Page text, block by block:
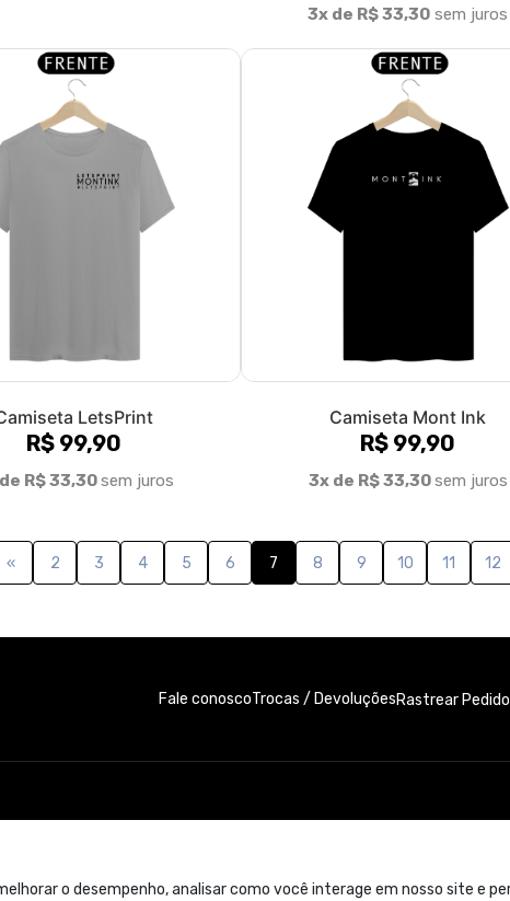
3x de R$ 33,30 sem juros
LetsPrint
R$ 99,90
R$ 33,30sem juros
Camiseta Mont Ink
R$ 99,90
3x de R$ 33,30sem juros
« 2 3 4 5 6 7 8 9 10 11 12
o desempenho, analisar como você interage em nosso site e
Fale conoscoTrocas / DevoluçõesRastrear Pedido